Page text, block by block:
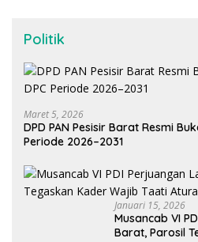
Politik
Maret 5, 2026
DPD PAN Pesisir Barat Resmi
Periode 2026–2031
Januari 15, 2026
Musancab VI
Barat, Parosil